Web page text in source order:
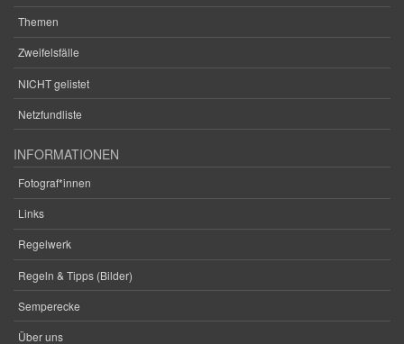
Themen
Zweifelsfälle
NICHT gelistet
Netzfundliste
INFORMATIONEN
Fotograf*innen
Links
Regelwerk
Regeln & Tipps (Bilder)
Semperecke
Über uns